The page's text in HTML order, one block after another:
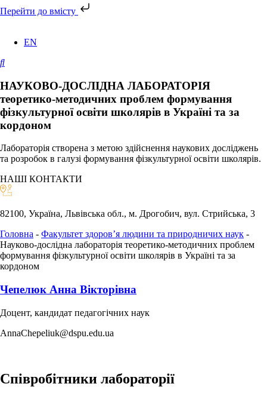
Перейти до вмісту
EN
НАУКОВО-ДОСЛІДНА ЛАБОРАТОРІЯ
теоретико-методичних проблем формування
фізкультурної освіти школярів в Україні та за
кордоном
Лабораторія створена з метою здійснення наукових досліджень
та розробок в галузі формування фізкультурної освіти школярів.
НАШІ КОНТАКТИ
82100, Україна, Львівська обл., м. Дрогобич, вул. Стрийська, 3
Головна - Факультет здоров’я людини та природничих наук -
Науково-дослідна лабораторія теоретико-методичних проблем
формування фізкультурної освіти школярів в Україні та за
кордоном
Чепелюк Анна Вікторівна
Доцент, кандидат педагогічних наук
AnnaChepeliuk@dspu.edu.ua
Співробітники лабораторії